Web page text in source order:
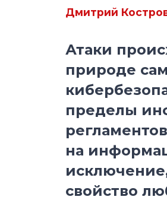
Дмитрий
Атаки
природе
пределы
на
свойство